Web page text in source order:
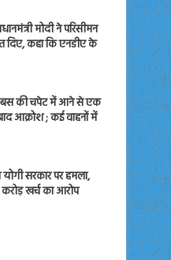
मोदी ने परिसीमन
कहा कि एनडीए के
बस की चपेट में आने से एक
आक्रोश ; कई वाहनों में
सरकार पर हमला,
करोड़ खर्च का आरोप